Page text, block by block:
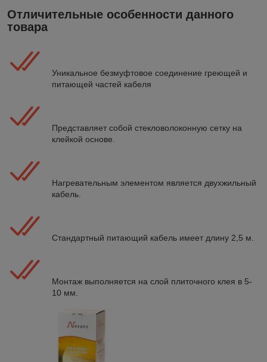
Отличительные особенности данного
товара
Уникальное безмуфтовое соединение греющей и
питающей частей кабеля
Представляет собой стекловолоконную сетку на
клейкой основе.
Нагревательным элементом является двухжильный
кабель.
Стандартный питающий кабель имеет длину 2,5 м.
Монтаж выполняется на слой плиточного клея в 5-
10 мм.